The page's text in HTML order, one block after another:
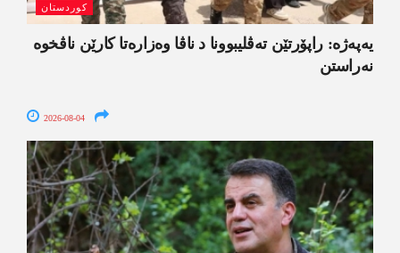
کوردستان
یەپەژە: راپۆرتێن تەڤلیبوونا د ناڤا وەزارەتا کارێن ناڤخوە
نەراستن
2026-08-04